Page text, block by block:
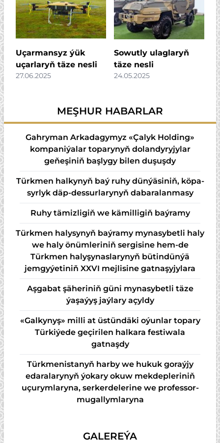
Uçarmansyz ýük
uçarlaryň täze nesli
27.06.2025
Sowutly ulaglaryň
täze nesli
24.05.2025
MEŞHUR HABARLAR
Gahryman Arkadagymyz «Çalyk Holding»
kompaniýalar toparynyň dolandyryjylar
geňeşiniň başlygy bilen duşuşdy
Türk­men hal­ky­nyň baý ru­hy dün­ýä­si­niň, kö­pa­
syr­lyk däp-des­sur­la­ry­nyň da­ba­ra­lan­ma­sy
Ruhy tämizligiň we kämilligiň baýramy
Türkmen halysynyň baýramy mynasybetli haly
we haly önümleriniň sergisine hem-de
Türkmen halyşynaslarynyň bütindünýä
jemgyýetiniň XXVI mejlisine gatnaşyjylara
Aşgabat şäheriniň güni mynasybetli täze
ýaşaýyş jaýlary açyldy
«Galkynyş» milli at üstündäki oýunlar topary
Türkiýede geçirilen halkara festiwala
gatnaşdy
Türkmenistanyň harby we hukuk goraýjy
edaralarynyň ýokary okuw mekdepleriniň
uçurymlaryna, serkerdelerine we professor-
mugallymlaryna
GALEREÝA